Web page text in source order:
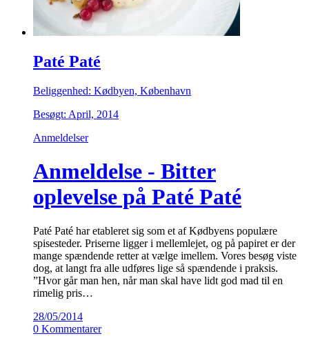
Paté Paté
Beliggenhed: Kødbyen, København
Besøgt: April, 2014
Anmeldelser
Anmeldelse - Bitter
oplevelse på Paté Paté
Paté Paté har etableret sig som et af Kødbyens populære
spisesteder. Priserne ligger i mellemlejet, og på papiret er der
mange spændende retter at vælge imellem. Vores besøg viste
dog, at langt fra alle udføres lige så spændende i praksis.
”Hvor går man hen, når man skal have lidt god mad til en
rimelig pris…
28/05/2014
0 Kommentarer